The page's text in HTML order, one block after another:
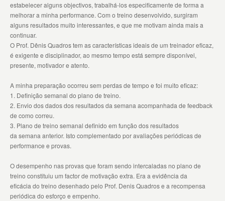
estabelecer alguns objectivos, trabalhá-los especificamente de forma a
melhorar a minha performance. Com o treino desenvolvido, surgiram
alguns resultados muito interessantes, e que me motivam ainda mais a
continuar.
O Prof. Dênis Quadros tem as características ideais de um treinador eficaz,
é exigente e disciplinador, ao mesmo tempo está sempre disponível,
presente, motivador e atento.
A minha preparação ocorreu sem perdas de tempo e foi muito eficaz:
1. Definição semanal do plano de treino.
2. Envio dos dados dos resultados da semana acompanhada de feedback
de como correu.
3. Plano de treino semanal definido em função dos resultados
da semana anterior. Isto complementado por avaliações periódicas de
performance e provas.
O desempenho nas provas que foram sendo intercaladas no plano de
treino constituiu um factor de motivação extra. Era a evidência da
eficácia do treino desenhado pelo Prof. Denis Quadros e a recompensa
periódica do esforço e empenho.